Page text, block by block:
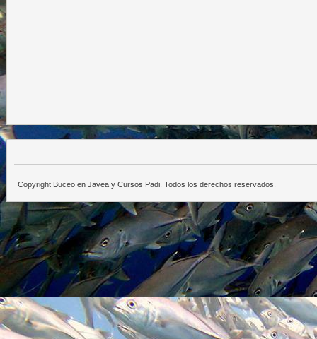
Copyright Buceo en Javea y Cursos Padi. Todos los derechos reservados.